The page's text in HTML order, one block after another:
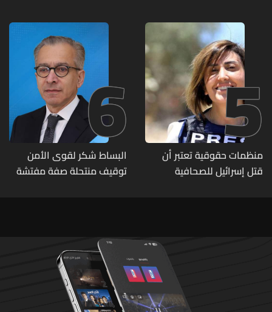
5
منظمات حقوقية تعتبر أن
قتل إسرائيل للصحافية
6
البساط شكر لقوى الأمن
توقيف منتحلة صفة مفتشة